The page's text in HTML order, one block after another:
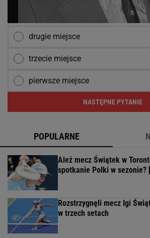
drugie miejsce
trzecie miejsce
pierwsze miejsce
NASTĘPNE PYTANIE
POPULARNE
Ależ mecz Świątek w
spotkanie Polki w sezonie?
Rozstrzygnęli mecz Igi
w trzech setach